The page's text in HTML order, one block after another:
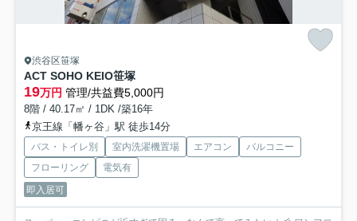
渋谷区笹塚
ACT SOHO KEIO笹塚
19万円 管理/共益費5,000円
8階 / 40.17㎡ / 1DK /築16年
京王線「幡ヶ谷」駅 徒歩14分
バス・トイレ別 室内洗濯機置場 エアコン
バルコニー
フローリング
電気有
即入居可